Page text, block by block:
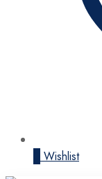
Wishlist